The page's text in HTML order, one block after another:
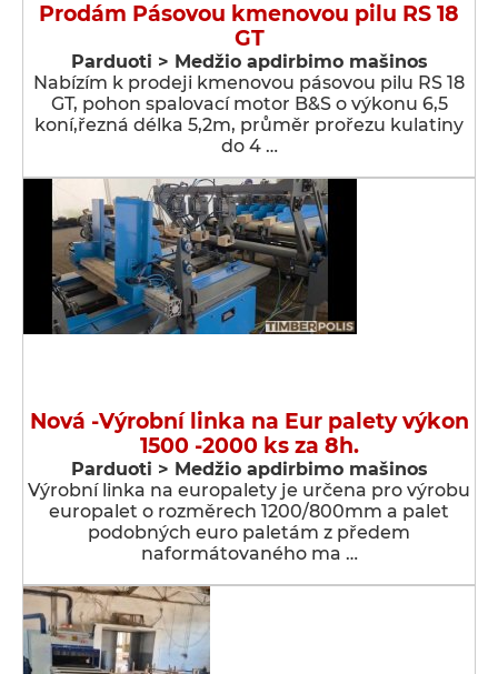
Prodám Pásovou kmenovou pilu RS 18
GT
Parduoti > Medžio apdirbimo mašinos
Nabízím k prodeji kmenovou pásovou pilu RS 18
GT, pohon spalovací motor B&S o výkonu 6,5
koní,řezná délka 5,2m, průměr prořezu kulatiny
do 4 …
Nová -Výrobní linka na Eur palety výkon
1500 -2000 ks za 8h.
Parduoti > Medžio apdirbimo mašinos
Výrobní linka na europalety je určena pro výrobu
europalet o rozměrech 1200/800mm a palet
podobných euro paletám z předem
naformátovaného ma …